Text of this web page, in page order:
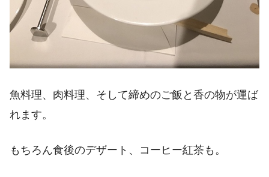
魚料理、肉料理、そして締めのご飯と香の物が運ば
れます。
もちろん食後のデザート、コーヒー紅茶も。